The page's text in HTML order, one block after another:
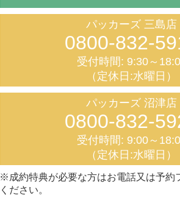
パッカーズ 三島店
0800-832-
受付時間: 9:30～
（定休日:水曜日）
パッカーズ 沼津店
0800-832-
受付時間: 9:00～
（定休日:水曜日）
※成約特典が必要な方はお電話又は予約
ください。